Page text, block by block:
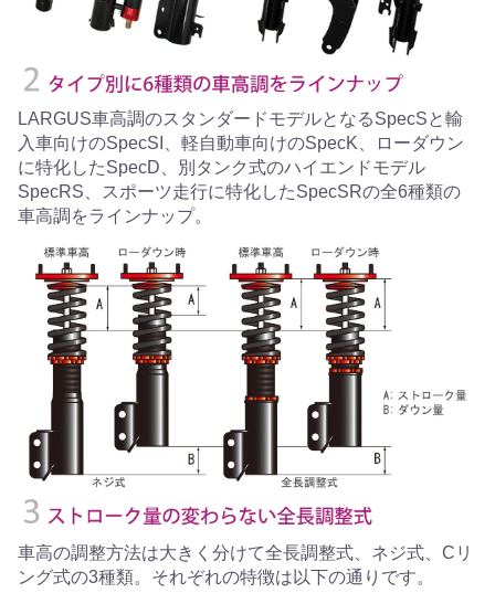
LARGUS車高調のスタンダードモデルとなるSpecSと輸
入車向けのSpecSI、軽自動車向けのSpecK、ローダウン
に特化したSpecD、別タンク式のハイエンドモデル
SpecRS、スポーツ走行に特化したSpecSRの全6種類の
車高調をラインナップ。
車高の調整方法は大きく分けて全長調整式、ネジ式、Cリ
ング式の3種類。それぞれの特徴は以下の通りです。